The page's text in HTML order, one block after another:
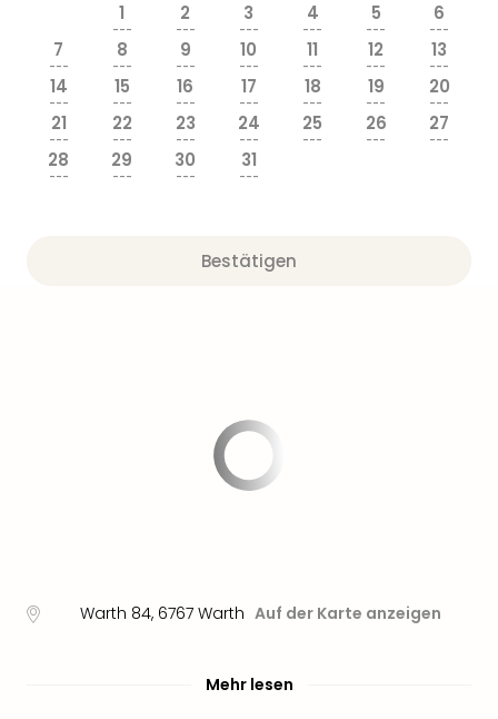
1
---
2
---
3
---
4
---
5
---
6
---
7
---
8
---
9
---
10
---
11
---
12
---
13
---
14
---
15
---
16
---
17
---
18
---
19
---
20
---
21
---
22
---
23
---
24
---
25
---
26
---
27
---
28
---
29
---
30
---
31
---
Bestätigen
Warth 84, 6767 Warth Auf der Karte anzeigen
Mehr lesen